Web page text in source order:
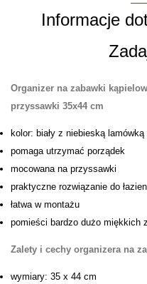
Informacje
Organizer na zabawki
przyssawki 35x44 cm
kolor: biały z niebieską lamówką
pomaga utrzymać porządek
mocowana na przyssawki
praktyczne rozwiązanie do
łatwa w montażu
pomieści bardzo dużo miękkich
Zalety i cechy organizera na
wymiary: 35 x 44 cm